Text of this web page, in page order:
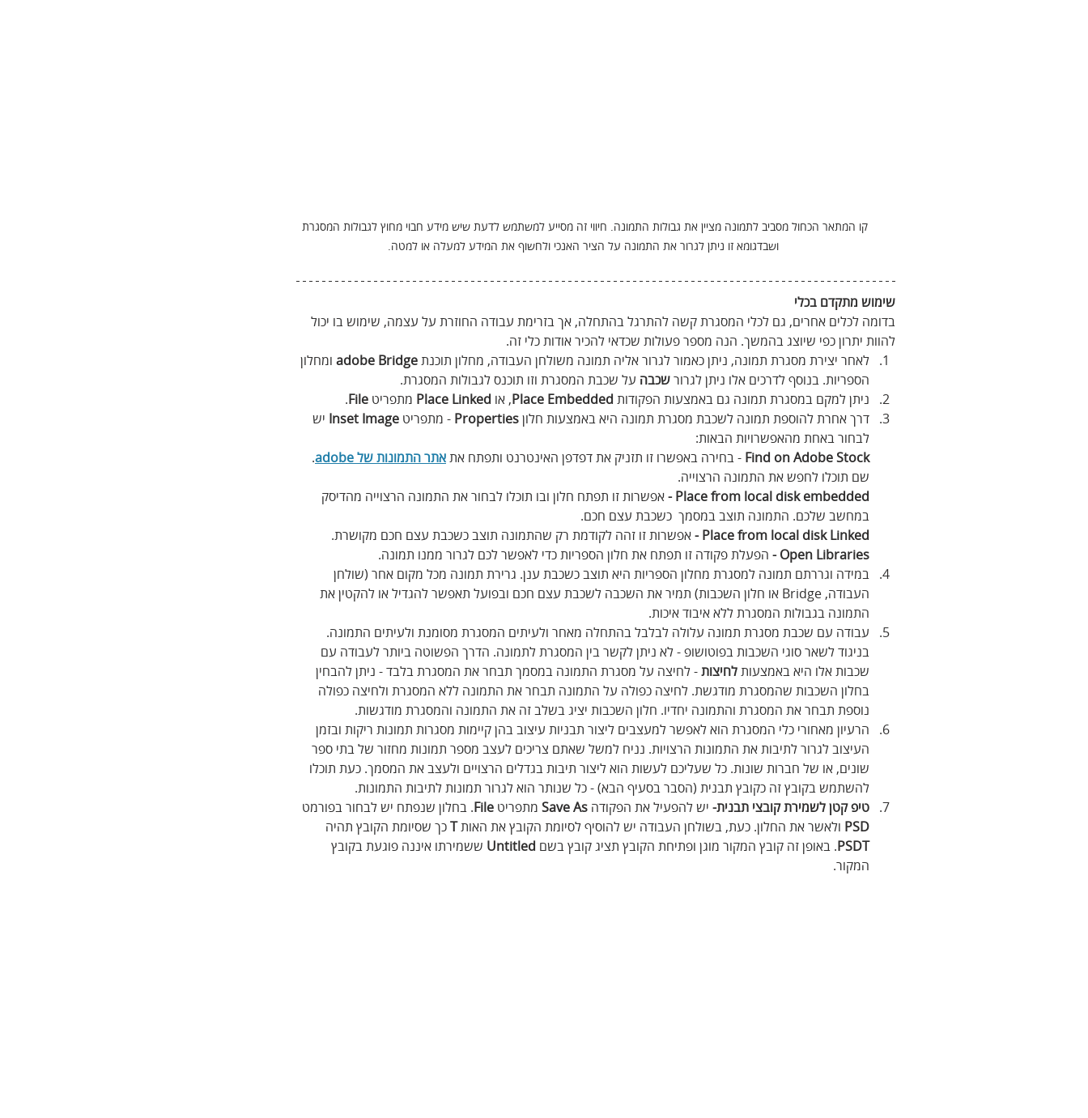
קו המתאר הכחול מסביב לתמונה מציין את גבולות התמונה. חיווי זה מסייע למשתמש לדעת שיש מידע חבוי מחוץ לגבולות המסגרת
ושבדגומא זו ניתן לגרור את התמונה על הציר האנכי ולחשוף את המידע למעלה או למטה.
שימוש מתקדם בכלי
בדומה לכלים אחרים, גם לכלי המסגרת קשה להתרגל בהתחלה, אך בזרימת עבודה החוזרת על עצמה, שימוש בו יכול
להוות יתרון כפי שיוצג בהמשך. הנה מספר פעולות שכדאי להכיר אודות כלי זה.
לאחר יצירת מסגרת תמונה, ניתן כאמור לגרור אליה תמונה משולחן העבודה, מחלון תוכנת adobe Bridge ומחלון
הספריות. בנוסף לדרכים אלו ניתן לגרור שכבה על שכבת המסגרת וזו תוכנס לגבולות המסגרת.
ניתן למקם במסגרת תמונה גם באמצעות הפקודות Place Embedded, או Place Linked מתפריט File
.
דרך אחרת להוספת תמונה לשכבת מסגרת תמונה היא באמצעות חלון Properties - מתפריט Inset Image יש
לבחור באחת מהאפשרויות הבאות:
Find on Adobe Stock - בחירה באפשרו זו תזניק את דפדפן האינטרנט ותפתח את אתר התמונות של adobe
.
שם תוכלו לחפש את התמונה הרצוייה.
Place from local disk embedded -
אפשרות זו תפתח חלון ובו תוכלו לבחור את התמונה הרצוייה מהדיסק
במחשב שלכם. התמונה תוצב במסמך  כשכבת עצם חכם.
Place from local disk Linked -
אפשרות זו זהה לקודמת רק שהתמונה תוצב כשכבת עצם חכם מקושרת.
Open Libraries -
הפעלת פקודה זו תפתח את חלון הספריות כדי לאפשר לכם לגרור ממנו תמונה.
במידה וגררתם תמונה למסגרת מחלון הספריות היא תוצב כשכבת ענן. גרירת תמונה מכל מקום אחר (שולחן
העבודה, Bridge או חלון השכבות) תמיר את השכבה לשכבת עצם חכם ובפועל תאפשר להגדיל או להקטין את
התמונה בגבולות המסגרת ללא איבוד איכות.
עבודה עם שכבת מסגרת תמונה עלולה לבלבל בהתחלה מאחר ולעיתים המסגרת מסומנת ולעיתים התמונה.
בניגוד לשאר סוגי השכבות בפוטושופ - לא ניתן לקשר בין המסגרת לתמונה. הדרך הפשוטה ביותר לעבודה עם
שכבות אלו היא באמצעות לחיצות - לחיצה על מסגרת התמונה במסמך תבחר את המסגרת בלבד - ניתן להבחין
בחלון השכבות שהמסגרת מודגשת. לחיצה כפולה על התמונה תבחר את התמונה ללא המסגרת ולחיצה כפולה
נוספת תבחר את המסגרת והתמונה יחדיו. חלון השכבות יציג בשלב זה את התמונה והמסגרת מודגשות.
הרעיון מאחורי כלי המסגרת הוא לאפשר למעצבים ליצור תבניות עיצוב בהן קיימות מסגרות תמונות ריקות ובזמן
העיצוב לגרור לתיבות את התמונות הרצויות. נניח למשל שאתם צריכים לעצב מספר תמונות מחזור של בתי ספר
שונים, או של חברות שונות. כל שעליכם לעשות הוא ליצור תיבות בגדלים הרצויים ולעצב את המסמך. כעת תוכלו
להשתמש בקובץ זה כקובץ תבנית (הסבר בסעיף הבא) - כל שנותר הוא לגרור תמונות לתיבות התמונות.
טיפ קטן לשמירת קובצי תבנית- יש להפעיל את הפקודה Save As מתפריט File. בחלון שנפתח יש לבחור בפורמט
PSD ולאשר את החלון. כעת, בשולחן העבודה יש להוסיף לסיומת הקובץ את האות T כך שסיומת הקובץ תהיה
PSDT. באופן זה קובץ המקור מוגן ופתיחת הקובץ תציג קובץ בשם Untitled ששמירתו איננה פוגעת בקובץ
המקור.